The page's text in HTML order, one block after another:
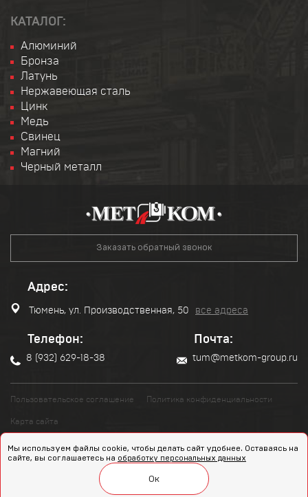
КАТАЛОГ:
Алюминий
Бронза
Латунь
Нержавеющая сталь
Цинк
Медь
Свинец
Магний
Черный металл
Заказать обратный звонок
Адрес:
Тюмень, ул. Производственная, 50 все адреса
Телефон:
8 (932) 629-18-38
Почта:
tum@metkom-group.ru
Пользовательское соглашение Политика конфиденциальности
Карта сайта
Разработка и продвижение сайта
Copyright 2022 © "МЕТКОМ-
Холдинг" Все права защищены
Мы используем файлы cookie, чтобы делать сайт удобнее. Оставаясь на
сайте, вы соглашаетесь на обработку персональных данных
Ок